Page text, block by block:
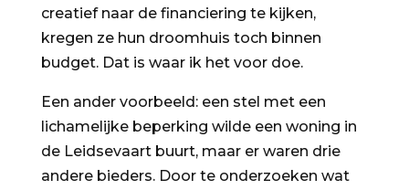
creatief naar de financiering te kijken,
kregen ze hun droomhuis toch binnen
budget. Dat is waar ik het voor doe.
Een ander voorbeeld: een stel met een
lichamelijke beperking wilde een woning in
de Leidsevaart buurt, maar er waren drie
andere bieders. Door te onderzoeken wat